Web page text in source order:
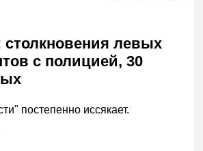
левых
с полицией, 30
постепенно иссякает.